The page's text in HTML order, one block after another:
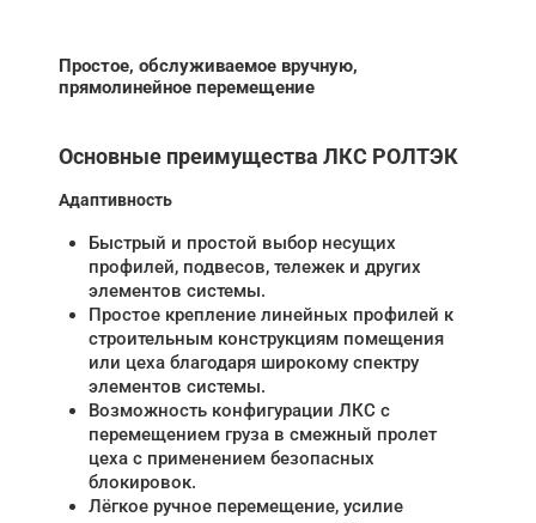
Простое, обслуживаемое вручную,
прямолинейное перемещение
Основные преимущества ЛКС РОЛТЭК
Адаптивность
Быстрый и простой выбор несущих
профилей, подвесов, тележек и других
элементов системы.
Простое крепление линейных профилей к
строительным конструкциям помещения
или цеха благодаря широкому спектру
элементов системы.
Возможность конфигурации ЛКС с
перемещением груза в смежный пролет
цеха с применением безопасных
блокировок.
Лёгкое ручное перемещение, усилие